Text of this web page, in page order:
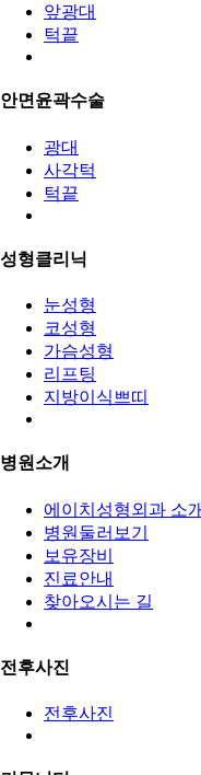
앞광대
턱끝
안면윤곽수술
광대
사각턱
턱끝
성형클리닉
눈성형
코성형
가슴성형
리프팅
지방이식쁘띠
병원소개
에이치성형외과 소개
병원둘러보기
보유장비
진료안내
찾아오시는 길
전후사진
전후사진